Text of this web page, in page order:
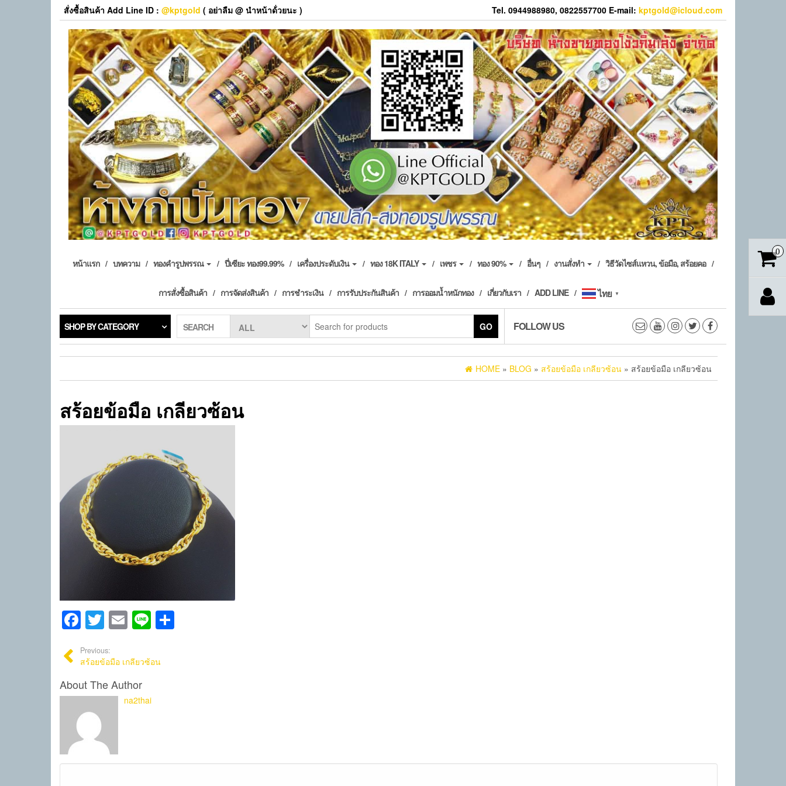
สั่งซื้อสินค้า Add Line ID : @kptgold ( อย่าลืม @ นำหน้าด้่วยนะ ) Tel. 0944988980, 0822557700 E-mail: kptgold@icloud.com
หน้าแรก บทความ ทองคำรูปพรรณ ปี่เซียะ ทอง99.99% เครื่องประดับเงิน ทอง 18K ITALY เพชร ทอง 90% อื่นๆ งานสั่งทำ วิธีวัดไซส์แหวน, ข้อมือ, สร้อยคอ
การสั่งซื้อสินค้า การจัดส่งสินค้า การชำระเงิน การรับประกันสินค้า การออมน้ำหนักทอง เกี่ยวกับเรา ADD LINE ไทย ▼
SHOP BY CATEGORY SEARCH GO FOLLOW US
HOME » BLOG » สร้อยข้อมือ เกลียวซ้อน » สร้อยข้อมือ เกลียวซ้อน
สร้อยข้อมือ เกลียวซ้อน
Facebook
Twitter
Email
Line
Previous:
สร้อยข้อมือ เกลียวซ้อน
About The Author
na2thai
0